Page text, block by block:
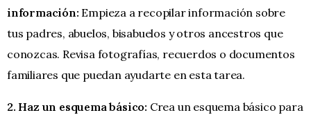
información: Empieza a recopilar información sobre
tus padres, abuelos, bisabuelos y otros ancestros que
conozcas. Revisa fotografías, recuerdos o documentos
familiares que puedan ayudarte en esta tarea.
2. Haz un esquema básico: Crea un esquema básico para